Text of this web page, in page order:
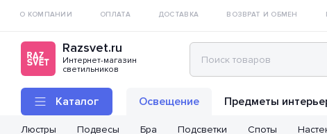
О КОМПАНИИ ОПЛАТА ДОСТАВКА ВОЗВРАТ И ОБМЕН
Razsvet.ru
Интернет-магазин
светильников
Каталог Освещение
Люстры Подвесы Бра Подсветки Споты
Предметы